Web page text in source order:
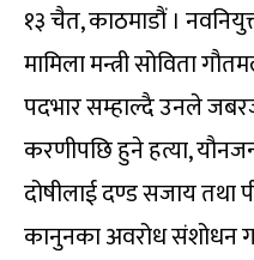
१३ चैत, काठमाडौं ।
मामिला मन्त्री सोविता
पदभार सम्हाल्दै उनले
करणीपछि हुने हत्या,
दोषीलाई दण्ड सजाय तथा
कानुनका अवरोध संशोधन